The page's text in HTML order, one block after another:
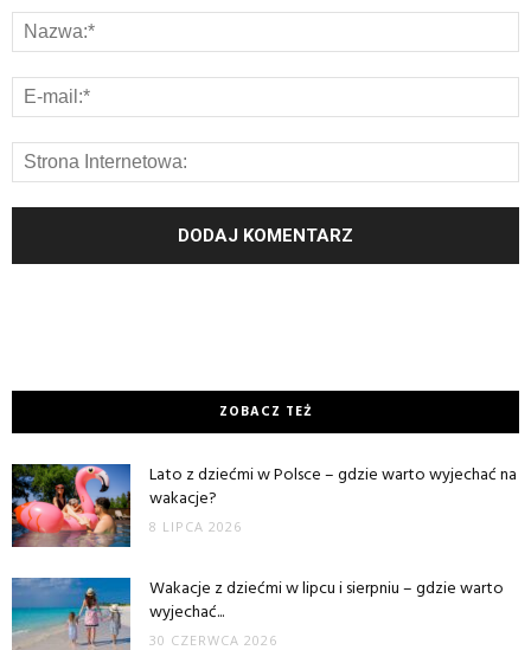
ZOBACZ TEŻ
Lato z dziećmi w Polsce – gdzie warto wyjechać na
wakacje?
8 LIPCA 2026
Wakacje z dziećmi w lipcu i sierpniu – gdzie warto
wyjechać...
30 CZERWCA 2026